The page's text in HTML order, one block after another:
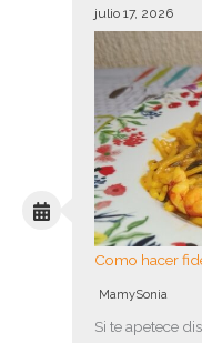
julio 17, 2026
Como hacer
MamySonia
Si te apetece